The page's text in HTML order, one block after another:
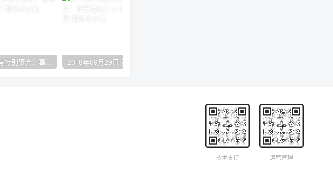
技术支持 运营管理